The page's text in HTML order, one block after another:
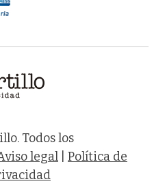
Todos los
legal
Política de